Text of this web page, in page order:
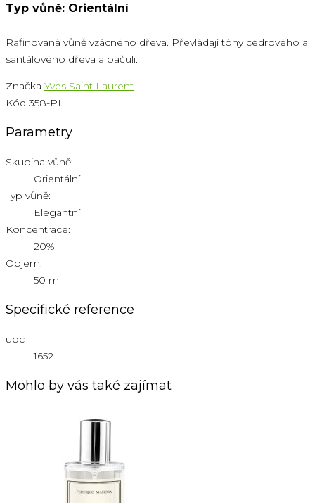
Typ vůně: Orientální
Rafinovaná vůně vzácného dřeva. Převládají tóny cedrového a
santálového dřeva a pačuli.
Značka Yves Saint Laurent
Kód 358-PL
Parametry
Skupina vůně:
Orientální
Typ vůně:
Elegantní
Koncentrace:
20%
Objem:
50 ml
Specifické reference
upc
1652
Mohlo by vás také zajímat